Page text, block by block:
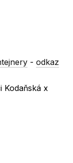
-odkaz
Kodaňská x